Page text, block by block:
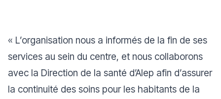
« L’organisation nous a informés de la fin de ses
services au sein du centre, et nous collaborons
avec la Direction de la santé d’Alep afin d’assurer
la continuité des soins pour les habitants de la